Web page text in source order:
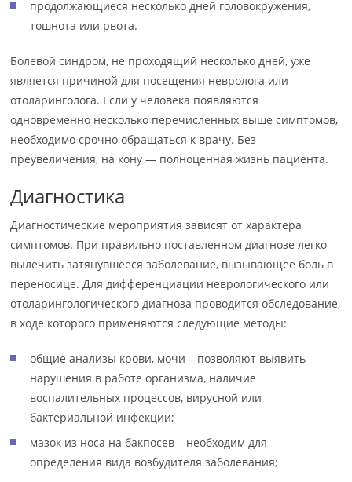
продолжающиеся несколько дней головокружения,
тошнота или рвота.
Болевой синдром, не проходящий несколько дней, уже
является причиной для посещения невролога или
отоларинголога. Если у человека появляются
одновременно несколько перечисленных выше симптомов,
необходимо срочно обращаться к врачу. Без
преувеличения, на кону — полноценная жизнь пациента.
Диагностика
Диагностические мероприятия зависят от характера
симптомов. При правильно поставленном диагнозе легко
вылечить затянувшееся заболевание, вызывающее боль в
переносице. Для дифференциации неврологического или
отоларингологического диагноза проводится обследование,
в ходе которого применяются следующие методы:
общие анализы крови, мочи – позволяют выявить
нарушения в работе организма, наличие
воспалительных процессов, вирусной или
бактериальной инфекции;
мазок из носа на бакпосев – необходим для
определения вида возбудителя заболевания;